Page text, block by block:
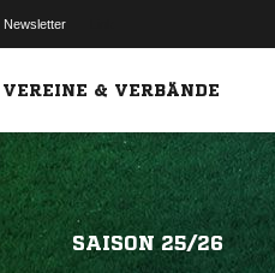
Newsletter
VEREINE & VERBÄNDE
SAISON 25/26